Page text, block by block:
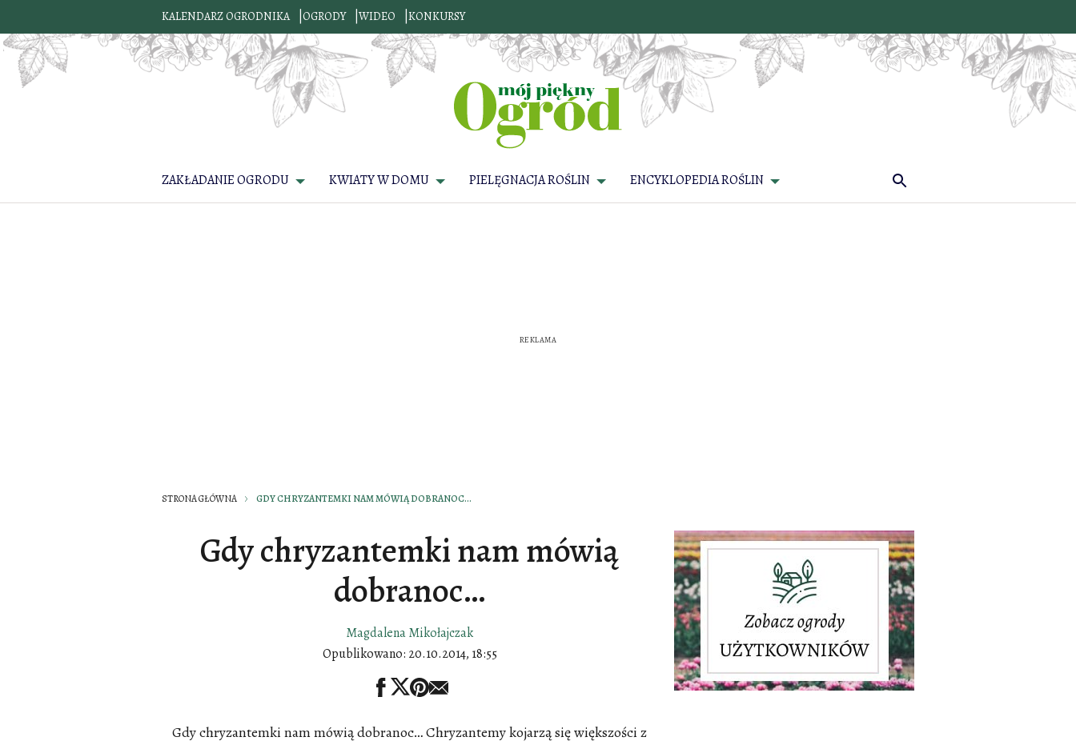
KALENDARZ OGRODNIKA OGRODY WIDEO KONKURSY
ZAKŁADANIE OGRODU KWIATY W DOMU PIELĘGNACJA ROŚLIN ENCYKLOPEDIA ROŚLIN
STRONA GŁÓWNA GDY CHRYZANTEMKI NAM MÓWIĄ DOBRANOC…
Gdy chryzantemki nam mówią
dobranoc…
Magdalena Mikołajczak
Opublikowano: 20.10.2014, 18:55
Gdy chryzantemki nam mówią dobranoc… Chryzantemy kojarzą się większości z